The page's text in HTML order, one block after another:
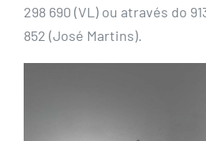
298 690 (VL) ou através do
852 (José Martins).